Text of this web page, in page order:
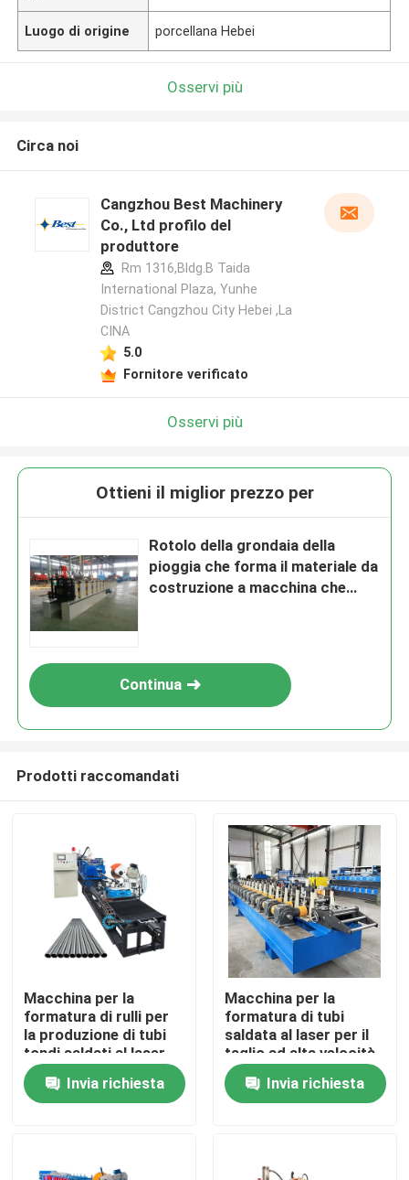
Casa
Circa noi
Luogo di origine porcellana Hebei
Osservi più
Circa noi
Cangzhou Best Machinery
Co., Ltd profilo del
produttore
Rm 1316,Bldg.B Taida
International Plaza, Yunhe
District Cangzhou City Hebei ,La
CINA
5.0
Fornitore verificato
Osservi più
Ottieni il miglior prezzo per
Rotolo della grondaia della
pioggia che forma il materiale da
costruzione a macchina che
Continua
Prodotti raccomandati
Macchina per la
formatura di rulli per
la produzione di tubi
tondi saldati al laser
zincati a profilo
d'acciaioInvia richiesta
Macchina per la
formatura di tubi
saldata al laser per il
taglio ad alta velocità
e senza interruzioni di
profili in acciaio
20x20-40x40mm
Invia richiesta